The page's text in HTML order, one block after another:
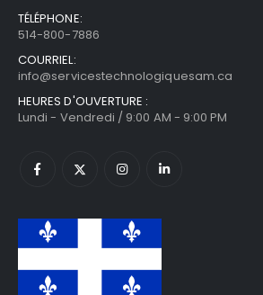
TÉLÉPHONE:
514-800-7886
COURRIEL:
info@servicestechnologiquesam.ca
HEURES D'OUVERTURE :
Lundi - Vendredi / 9:00 AM - 9:00 PM